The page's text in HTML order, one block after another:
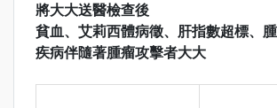
將大大送醫檢查後
貧血、艾莉西體病徵、肝指數超標、
疾病伴隨著腫瘤攻擊者大大